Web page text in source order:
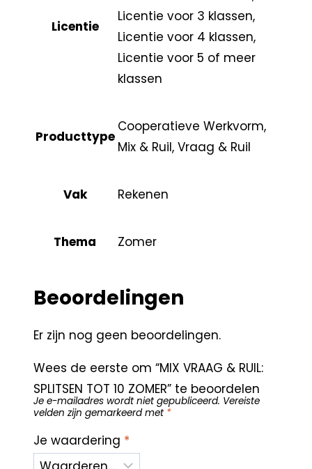
Licentie
Licentie voor 3 klassen,
Licentie voor 4 klassen,
Licentie voor 5 of meer
klassen
Producttype
Cooperatieve Werkvorm,
Mix & Ruil, Vraag & Ruil
Vak Rekenen
Thema Zomer
Beoordelingen
Er zijn nog geen beoordelingen.
Wees de eerste om “MIX VRAAG & RUIL:
SPLITSEN TOT 10 ZOMER” te beoordelen
Je e-mailadres wordt niet gepubliceerd. Vereiste
velden zijn gemarkeerd met *
Je waardering *